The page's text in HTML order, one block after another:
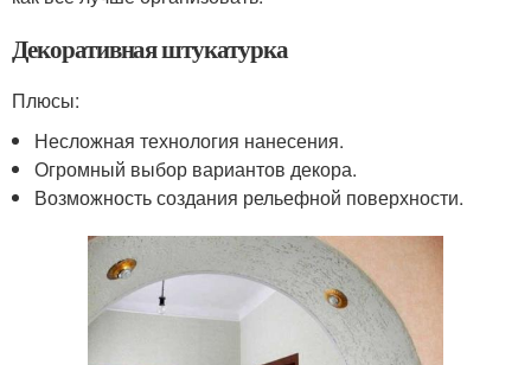
Декоративная штукатурка
Плюсы:
Несложная технология нанесения.
Огромный выбор вариантов декора.
Возможность создания рельефной поверхности.